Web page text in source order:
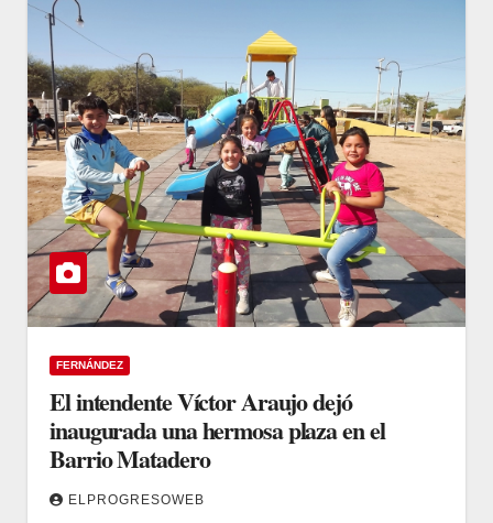
FERNÁNDEZ
El intendente Víctor Araujo dejó
inaugurada una hermosa plaza en el
Barrio Matadero
ELPROGRESOWEB